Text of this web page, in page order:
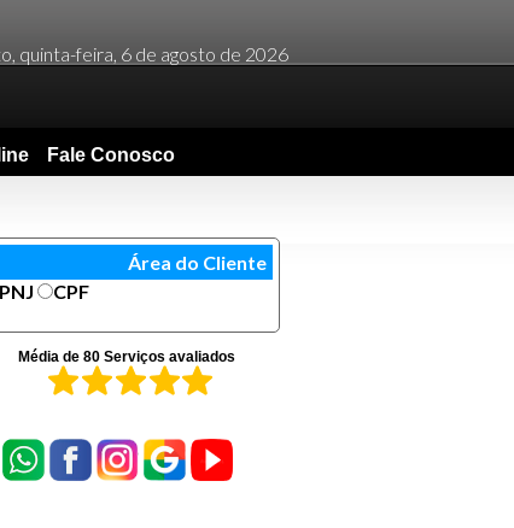
quinta-feira, 6 de agosto de 2026
Fale Conosco
Área do Cliente
CPF
Média de 80 Serviços avaliados